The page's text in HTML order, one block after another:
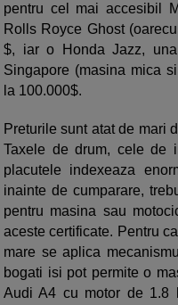
pentru cel mai accesibil
Rolls Royce Ghost
$, iar o Honda Jazz,
Singapore (masina mica
la 100.000$.
Preturile sunt atat de mari
Taxele de drum, cele de
placutele indexeaza
inainte de cumparare,
pentru masina sau
aceste certificate. Pentru
mare se aplica
bogati isi pot permite o
Audi A4 cu motor de 1.8